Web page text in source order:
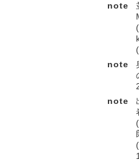
note
note
note